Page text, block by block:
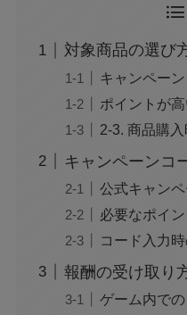
らえ
広末涼子の
【迷惑メー
対象商品の選び
キャンペー
ポイントが
2-3. 商品購
キャンペーンコ
公式キャン
必要なポイ
コード入力
報酬の受け取り
ゲーム内で